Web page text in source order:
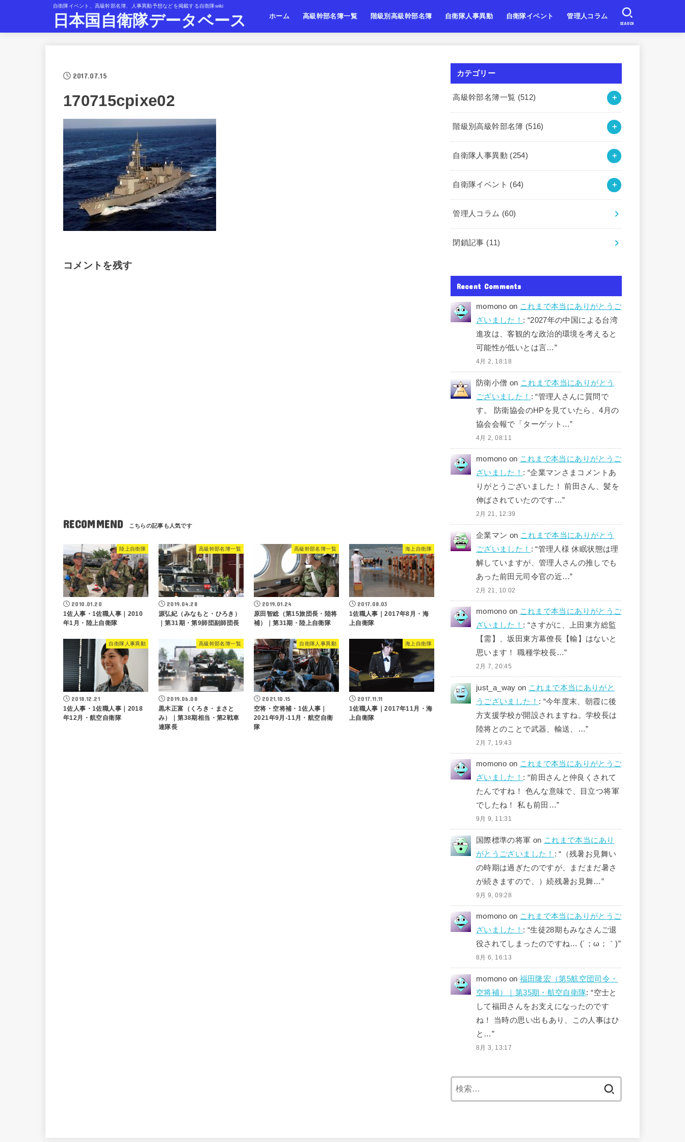
自衛隊イベント、高級幹部名簿、人事異動予想などを掲載する自衛隊wiki
日本国自衛隊データベース ホーム 高級幹部名簿一覧 階級別高級幹部名簿 自衛隊人事異動 自衛隊イベント 管理人コラム
SEARCH
2017.07.15
170715cpixe02
コメントを残す
RECOMMEND
陸上自衛隊
2010.01.20
1佐人事・1佐職人事｜2010
年1月・陸上自衛隊
高級幹部名簿一覧
2019.04.28
源弘紀（みなもと・ひろき）
｜第31期・第9師団副師団長
高級幹部名簿一覧
2019.01.24
原田智総（第15旅団長・陸将
補）｜第31期・陸上自衛隊
海上自衛隊
2017.08.03
1佐職人事｜2017年8月・海
上自衛隊
自衛隊人事異動
2018.12.21
1佐人事・1佐職人事｜2018
年12月・航空自衛隊
高級幹部名簿一覧
2019.06.08
黒木正富（くろき・まさと
み）｜第38期相当・第2戦車
連隊長
自衛隊人事異動
2021.10.15
空将・空将補・1佐人事｜
2021年9月-11月・航空自衛
隊
海上自衛隊
2017.11.11
1佐職人事｜2017年11月・海
上自衛隊
カテゴリー
高級幹部名簿一覧 (512)
階級別高級幹部名簿 (516)
自衛隊人事異動 (254)
自衛隊イベント (64)
管理人コラム (60)
閉鎖記事 (11)
Recent Comments
momono on これまで本当にありがとうご
ざいました！ : “2027年の中国による台湾
進攻は、客観的な政治的環境を考えると
可能性が低いとは言…”
4月 2, 18:18
防衛小僧 on これまで本当にありがとう
ございました！ : “管理人さんに質問で
す。 防衛協会のHPを見ていたら、4月の
協会会報で「ターゲット…”
4月 2, 08:11
momono on これまで本当にありがとうご
ざいました！ : “企業マンさまコメントあ
りがとうございました！ 前田さん、髪を
伸ばされていたのです…”
2月 21, 12:39
企業マン on これまで本当にありがとう
ございました！ : “管理人様 休眠状態は理
解していますが、管理人さんの推しでも
あった前田元司令官の近…”
2月 21, 10:02
momono on これまで本当にありがとうご
ざいました！ : “さすがに、上田東方総監
【需】、坂田東方幕僚長【輸】はないと
思います！ 職種学校長…”
2月 7, 20:45
just_a_way on これまで本当にありがと
うございました！ : “今年度末、朝霞に後
方支援学校が開設されますね。学校長は
陸将とのことで武器、輸送、…”
2月 7, 19:43
momono on これまで本当にありがとうご
ざいました！ : “前田さんと仲良くされて
たんですね！ 色んな意味で、目立つ将軍
でしたね！ 私も前田…”
9月 9, 11:31
国際標準の将軍 on これまで本当にあり
がとうございました！ : “ （残暑お見舞い
の時期は過ぎたのですが、まだまだ暑さ
が続きますので、）続残暑お見舞…”
9月 9, 09:28
momono on これまで本当にありがとうご
ざいました！ : “生徒28期もみなさんご退
役されてしまったのですね… (´；ω；｀)”
8月 6, 16:13
momono on 福田隆宏（第5航空団司令・
空将補）｜第35期・航空自衛隊: “空士と
して福田さんをお支えになったのです
ね！ 当時の思い出もあり、この人事はひ
と…”
8月 3, 13:17